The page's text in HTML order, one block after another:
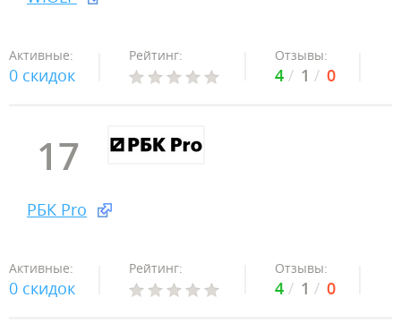
Активные:
0 скидок
Рейтинг: Отзывы:
4 1 0
17
РБК Pro
Активные:
0 скидок
Рейтинг: Отзывы:
4 1 0